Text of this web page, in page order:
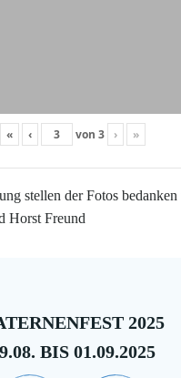
« ‹ von 3 › »
stellen der Fotos
Horst Freund
2025
BIS 01.09.2025